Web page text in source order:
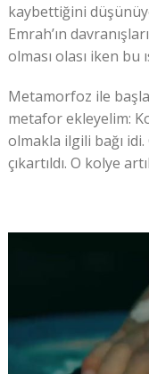
kaybettiğini
Emrah’ın
olması olası iken bu
Metamorfoz ile
metafor ekleyelim:
olmakla ilgili bağı
çıkartıldı. O kolye